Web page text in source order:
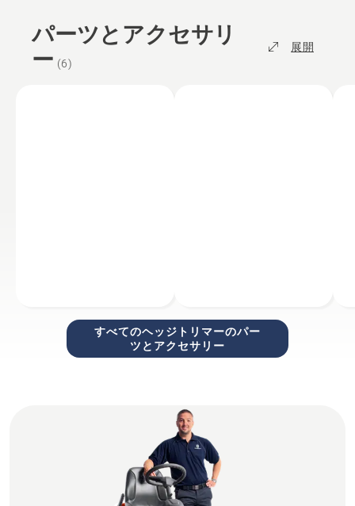
パーツとアクセサリ
ー (6)
展開
すべてのヘッジトリマーのパー
ツとアクセサリー